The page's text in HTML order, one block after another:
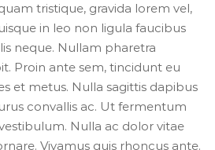
tristique, gravida lorem vel,
in leo non ligula faucibus
neque. Nullam pharetra
Proin ante sem, tincidunt eu
et metus. Nulla sagittis dapibus
convallis ac. Ut fermentum
Nulla ac dolor vitae
Vivamus quis rhoncus ante.